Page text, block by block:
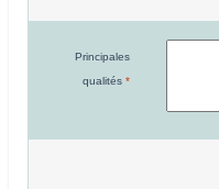
Principales
qualités *